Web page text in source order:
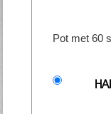
Pot met 60